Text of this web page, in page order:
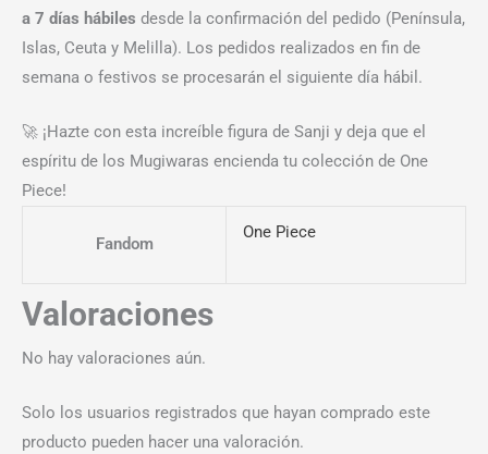
a 7 días hábiles desde la confirmación del pedido (Península,
Islas, Ceuta y Melilla). Los pedidos realizados en fin de
semana o festivos se procesarán el siguiente día hábil.
🚀 ¡Hazte con esta increíble figura de Sanji y deja que el
espíritu de los Mugiwaras encienda tu colección de One
Piece!
Fandom
One Piece
Valoraciones
No hay valoraciones aún.
Solo los usuarios registrados que hayan comprado este
producto pueden hacer una valoración.